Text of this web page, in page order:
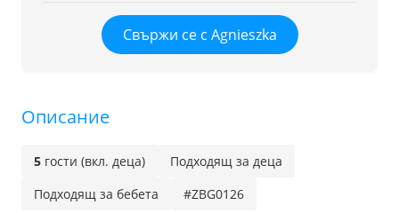
Свържи се с Agnieszka
Описание
5 гости (вкл. деца)
Подходящ за деца
Подходящ за бебета
#ZBG0126